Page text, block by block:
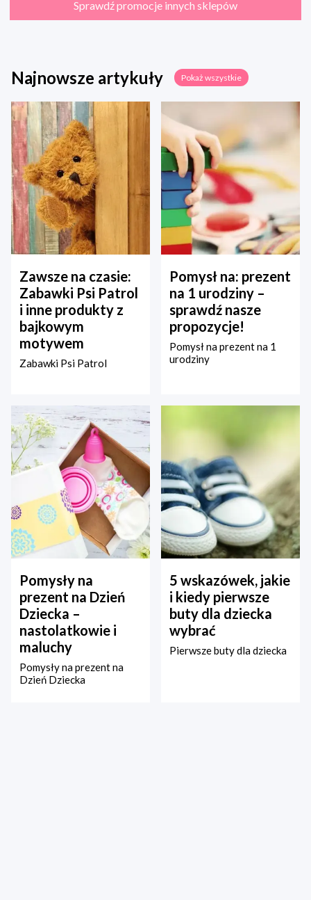
Sprawdź promocje innych sklepów
Najnowsze artykuły Pokaż wszystkie
Zawsze na czasie:
Zabawki Psi Patrol
i inne produkty z
bajkowym
motywem
Zabawki Psi Patrol
Pomysł na: prezent
na 1 urodziny –
sprawdź nasze
propozycje!
Pomysł na prezent na 1
urodziny
Pomysły na
prezent na Dzień
Dziecka –
nastolatkowie i
maluchy
Pomysły na prezent na
Dzień Dziecka
5 wskazówek, jakie
i kiedy pierwsze
buty dla dziecka
wybrać
Pierwsze buty dla dziecka